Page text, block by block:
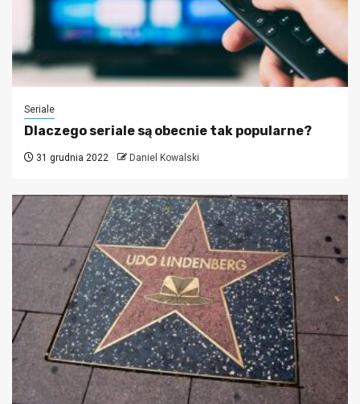
Seriale
Dlaczego seriale są obecnie tak popularne?
31 grudnia 2022 Daniel Kowalski